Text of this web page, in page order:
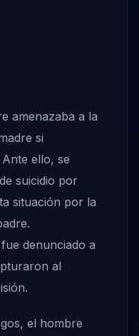
amenazaba a la
si
ello, se
suicidio por
situación por la
denunciado a
al
el hombre